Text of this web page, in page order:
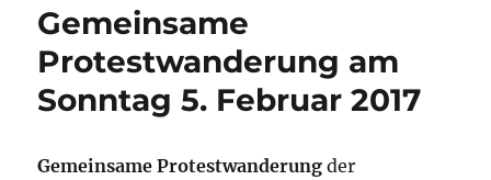
Gemeinsame
Protestwanderung am
Sonntag 5. Februar 2017
Gemeinsame Protestwanderung der